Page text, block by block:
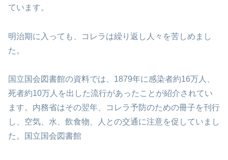
ています。
明治期に入っても、コレラは繰り返し人々を苦しめまし
た。
国立国会図書館の資料では、1879年に感染者約16万人、
死者約10万人を出した流行があったことが紹介されてい
ます。内務省はその翌年、コレラ予防のための冊子を刊行
し、空気、水、飲食物、人との交通に注意を促していまし
た。国立国会図書館